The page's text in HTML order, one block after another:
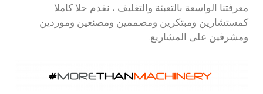
معرفتنا الواسعة بالتعبئة والتغليف ، نقدم حلا كاملا
كمستشارين ومبتكرين ومصممين ومصنعين وموردين
ومشرفين على المشاريع.